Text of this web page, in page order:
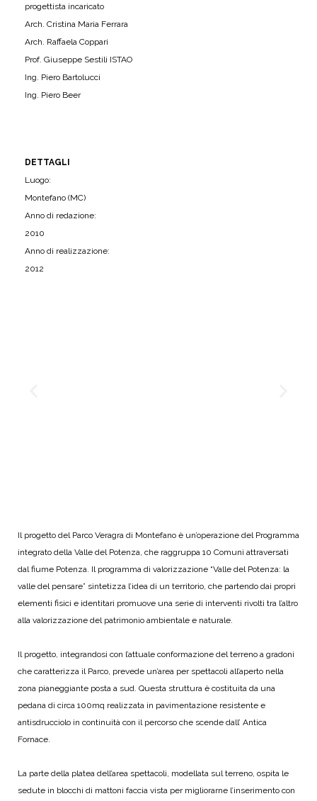
progettista incaricato
Arch. Cristina Maria Ferrara
Arch. Raffaela Coppari
Prof. Giuseppe Sestili ISTAO
Ing. Piero Bartolucci
Ing. Piero Beer
DETTAGLI
Luogo:
Montefano (MC)
Anno di redazione:
2010
Anno di realizzazione:
2012
Il progetto del Parco Veragra di Montefano è un’operazione del Programma
integrato della Valle del Potenza, che raggruppa 10 Comuni attraversati
dal fiume Potenza. Il programma di valorizzazione “Valle del Potenza: la
valle del pensare” sintetizza l’idea di un territorio, che partendo dai propri
elementi fisici e identitari promuove una serie di interventi rivolti tra l’altro
alla valorizzazione del patrimonio ambientale e naturale.
Il progetto, integrandosi con l’attuale conformazione del terreno a gradoni
che caratterizza il Parco, prevede un’area per spettacoli all’aperto nella
zona pianeggiante posta a sud. Questa struttura è costituita da una
pedana di circa 100mq realizzata in pavimentazione resistente e
antisdrucciolo in continuità con il percorso che scende dall’ Antica
Fornace.
La parte della platea dell’area spettacoli, modellata sul terreno, ospita le
sedute in blocchi di mattoni faccia vista per migliorarne l’inserimento con